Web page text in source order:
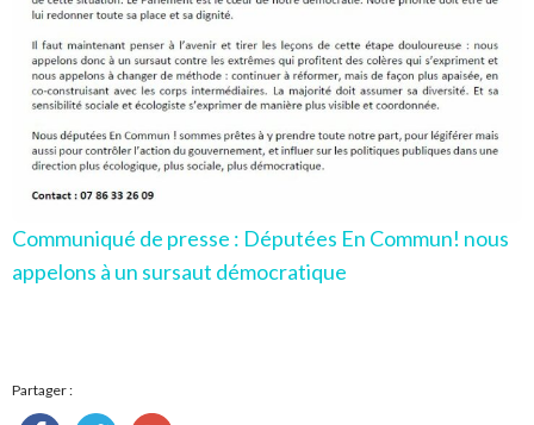
Communiqué de presse : Députées En Commun! nous
appelons à un sursaut démocratique
Partager :